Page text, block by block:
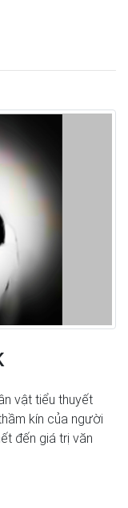
vật tiểu thuyết
kín của người
đến giá trị văn